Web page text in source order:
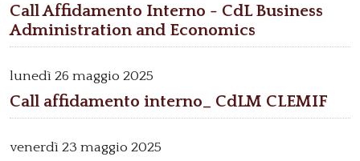
Call Affidamento Interno - CdL Business
Administration and Economics
lunedì 26 maggio 2025
Call affidamento interno_ CdLM CLEMIF
venerdì 23 maggio 2025